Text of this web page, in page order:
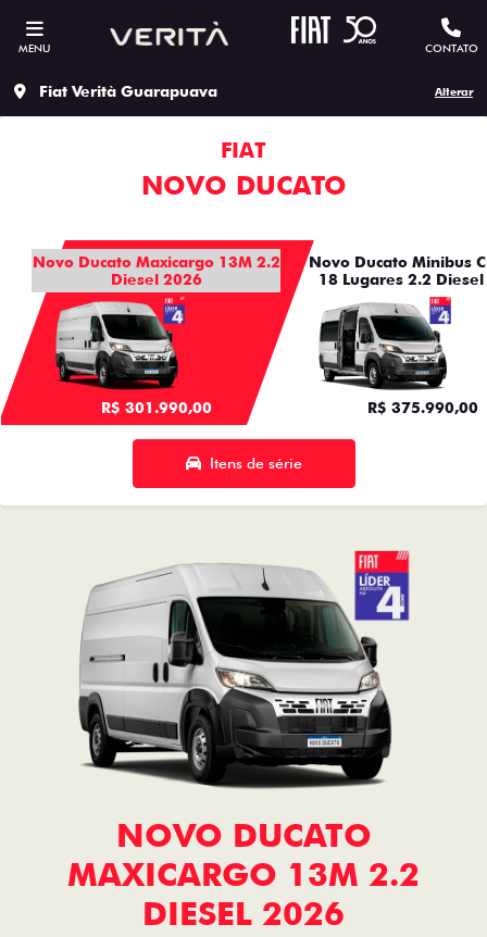
MENU CONTATO
Fiat Verità Guarapuava Alterar
FIAT
NOVO DUCATO
Novo Ducato Maxicargo 13M 2.2
Diesel 2026
R$ 301.990,00
Novo Ducato Minibus
18 Lugares 2.2
R$ 375.990,00
Itens de série
NOVO DUCATO
MAXICARGO 13M 2.2
DIESEL 2026